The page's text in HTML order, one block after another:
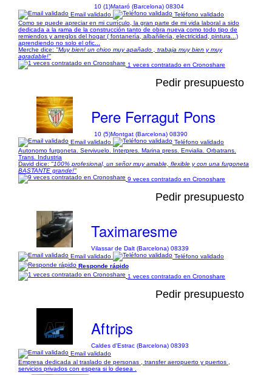
10 (1)Mataró (Barcelona) 08304
Email validado
Teléfono validado
Como se puede apreciar en mi currículo, la gran parte de mi vida laboral a sido
dedicada a la rama de la construcción tanto de obra nueva como todo tipo de
remiendos y arreglos del hogar ( fontanería, albañilería, electricidad, pintura...)
aprendiendo no solo el ofic...
Merche dice: "Muy bien! un chico muy apañado , trabaja muy bien y muy
agradable!"
1 veces contratado en Cronoshare
Pedir presupuesto
Pere Ferragut Pons
10 (5)Montgat (Barcelona) 08390
Email validado
Teléfono validado
Autonomo furgoneta. Servivuelo. Interpres. Marina press. Envialia. Orbatrans.
Trans. Industria
David dice: "100% profesional, un señor muy amable, flexible y con una furgoneta
BASTANTE grande!"
9 veces contratado en Cronoshare
Pedir presupuesto
Taximaresme
Vilassar de Dalt (Barcelona) 08339
Email validado
Teléfono validado
Responde rápido
1 veces contratado en Cronoshare
Pedir presupuesto
Aftrips
Caldes d'Estrac (Barcelona) 08393
Email validado
Empresa dedicada al traslado de personas , transfer aeropuerto y puertos ,
servicios privados con espera si lo desea .